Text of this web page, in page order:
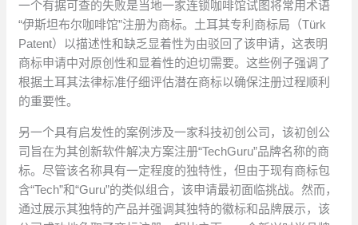
一个有据可查的失败是当地一家连锁咖啡馆试图将常用术语
“伊斯坦布尔咖啡馆”注册为商标。土耳其专利商标局（Türk
Patent）以描述性和缺乏显着性为由驳回了该申请，这表明
商标申请中对原创性和显着性的迫切需要。这些例子强调了
根据土耳其法律标准仔细评估潜在商标以确保注册过程顺利
的重要性。
另一个具有启发性的案例涉及一家科技初创公司，该初创公
司旨在为其创新软件解决方案注册“TechGuru”品牌名称的商
标。尽管该名称具有一定程度的独特性，但由于现有商标包
含“Tech”和“Guru”的类似组合，该申请最初面临挑战。然而，
通过展示其独特的产品并强调其独特的徽标和品牌展示，该